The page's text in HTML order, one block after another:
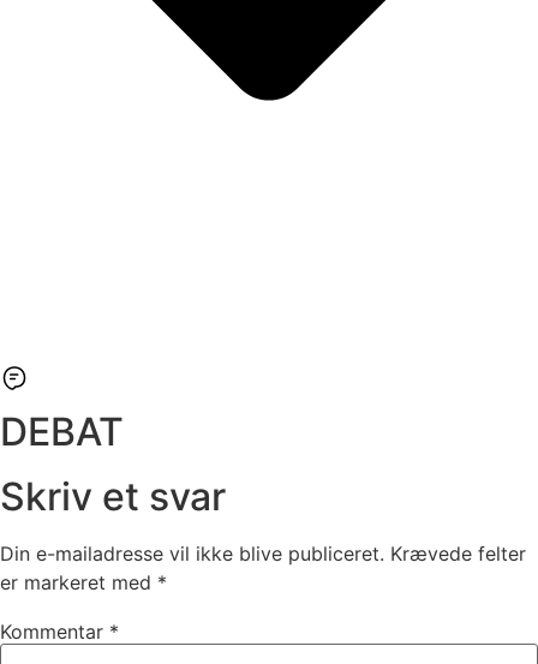
DEBAT
Skriv et svar
Din e-mailadresse vil ikke blive publiceret. Krævede felter
er markeret med *
Kommentar *